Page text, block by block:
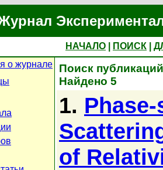
НАЧАЛО ПОИСК
о журнале
Поиск
Найдено 5
1.
of